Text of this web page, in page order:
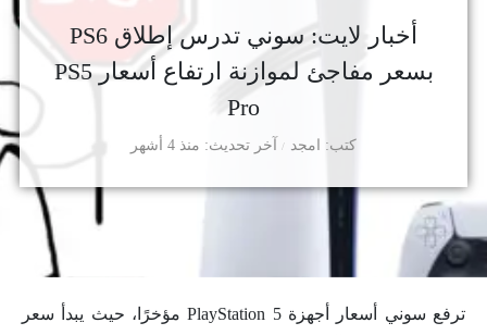
أخبار لايت: سوني تدرس إطلاق PS6
بسعر مفاجئ لموازنة ارتفاع أسعار PS5
Pro
كتب امجد آخر تحديث منذ 4 أشهر
ترفع سوني أسعار أجهزة PlayStation 5 مؤخرًا، حيث يبدأ سعر